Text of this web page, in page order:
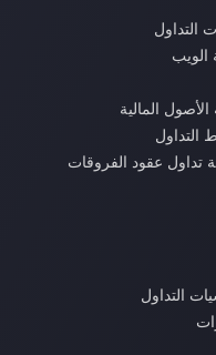
التداول
الويب
الأصول المالية
التداول
تداول عقود الفروقات
التداول